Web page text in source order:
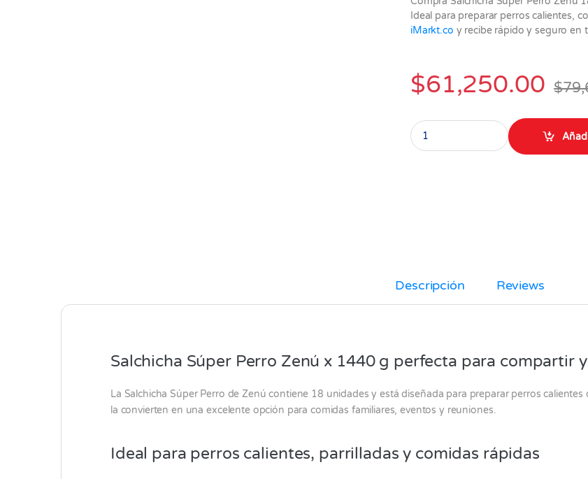
Ideal para preparar perros calientes,
iMarkt.co y recibe rápido y seguro en
$61,250.00 $
Salchicha Super perro de 18 unid
Descripción Reviews
Salchicha Súper Perro Zenú x 1440 g perfecta para compartir
La Salchicha Súper Perro de Zenú contiene 18 unidades y está diseñada para preparar perros
la convierten en una excelente opción para comidas familiares, eventos y reuniones.
Ideal para perros calientes, parrilladas y comidas rápidas